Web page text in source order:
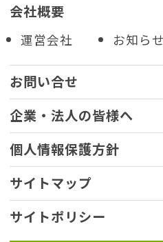
会社概要
運営会社 お知らせ
お問い合せ
企業・法人の皆様へ
個人情報保護方針
サイトマップ
サイトポリシー